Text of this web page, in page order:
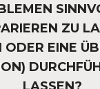
ZU
ODER EINE